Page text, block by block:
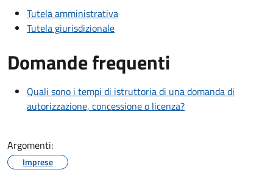
Tutela amministrativa
Tutela giurisdizionale
Domande frequenti
Quali sono i tempi di istruttoria di una domanda di
autorizzazione, concessione o licenza?
Argomenti:
Imprese